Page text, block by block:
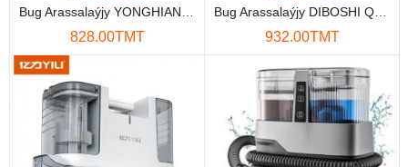
Maglumat toplaýjylar
Aksesuarlar
Gorag we howpsuzlyk
Tor Enjamlary
828.00TMT 932.00TMT